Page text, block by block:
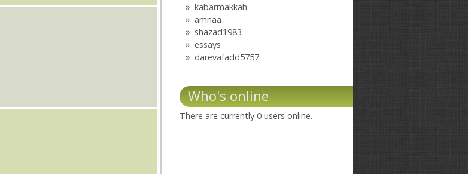
kabarmakkah
amnaa
shazad1983
essays
darevafadd5757
Who's online
There are currently 0 users online.